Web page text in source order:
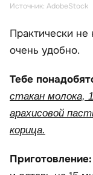
Источник: AdobeStock
Практически не
очень удобно.
Тебе
стакан молока,
арахисовой
корица.
Приготовление: